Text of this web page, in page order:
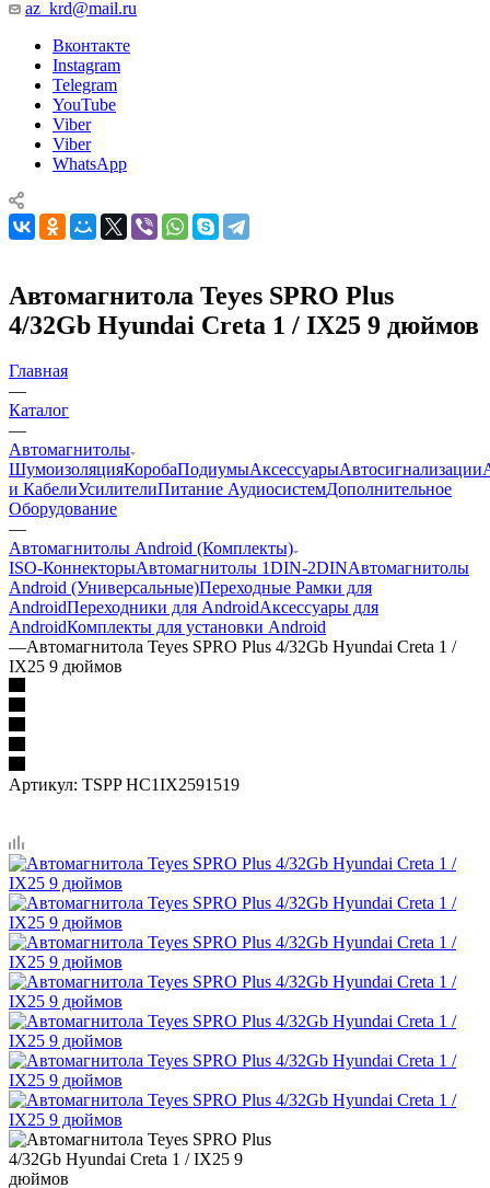
az_krd@mail.ru
Вконтакте
Instagram
Telegram
YouTube
Viber
Viber
WhatsApp
Автомагнитола Teyes SPRO Plus
4/32Gb Hyundai Creta 1 / IX25 9 дюймов
Главная
—
Каталог
—
Автомагнитолы
ШумоизоляцияКоробаПодиумыАксессуарыАвтосигнализации
и КабелиУсилителиПитание АудиосистемДополнительное
Оборудование
—
Автомагнитолы Android (Комплекты)
ISO-КоннекторыАвтомагнитолы 1DIN-2DINАвтомагнитолы
Android (Универсальные)Переходные Рамки для
AndroidПереходники для AndroidАксессуары для
AndroidКомплекты для установки Android
—Автомагнитола Teyes SPRO Plus 4/32Gb Hyundai Creta 1 /
IX25 9 дюймов
Артикул: TSPP HC1IX2591519